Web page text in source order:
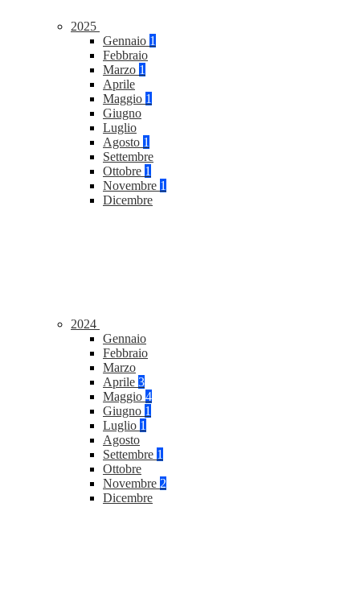
2025
Gennaio 1
Febbraio
Marzo 1
Aprile
Maggio 1
Giugno
Luglio
Agosto 1
Settembre
Ottobre 1
Novembre 1
Dicembre
2024
Gennaio
Febbraio
Marzo
Aprile 3
Maggio 4
Giugno 1
Luglio 1
Agosto
Settembre 1
Ottobre
Novembre 2
Dicembre